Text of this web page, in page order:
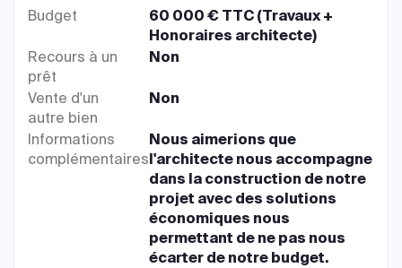
Budget
60 000 € TTC (Travaux +
Honoraires architecte)
Recours à un
prêt
Non
Vente d'un
autre bien
Non
Informations
complémentaires
Nous aimerions que
l'architecte nous accompagne
dans la construction de notre
projet avec des solutions
économiques nous
permettant de ne pas nous
écarter de notre budget.